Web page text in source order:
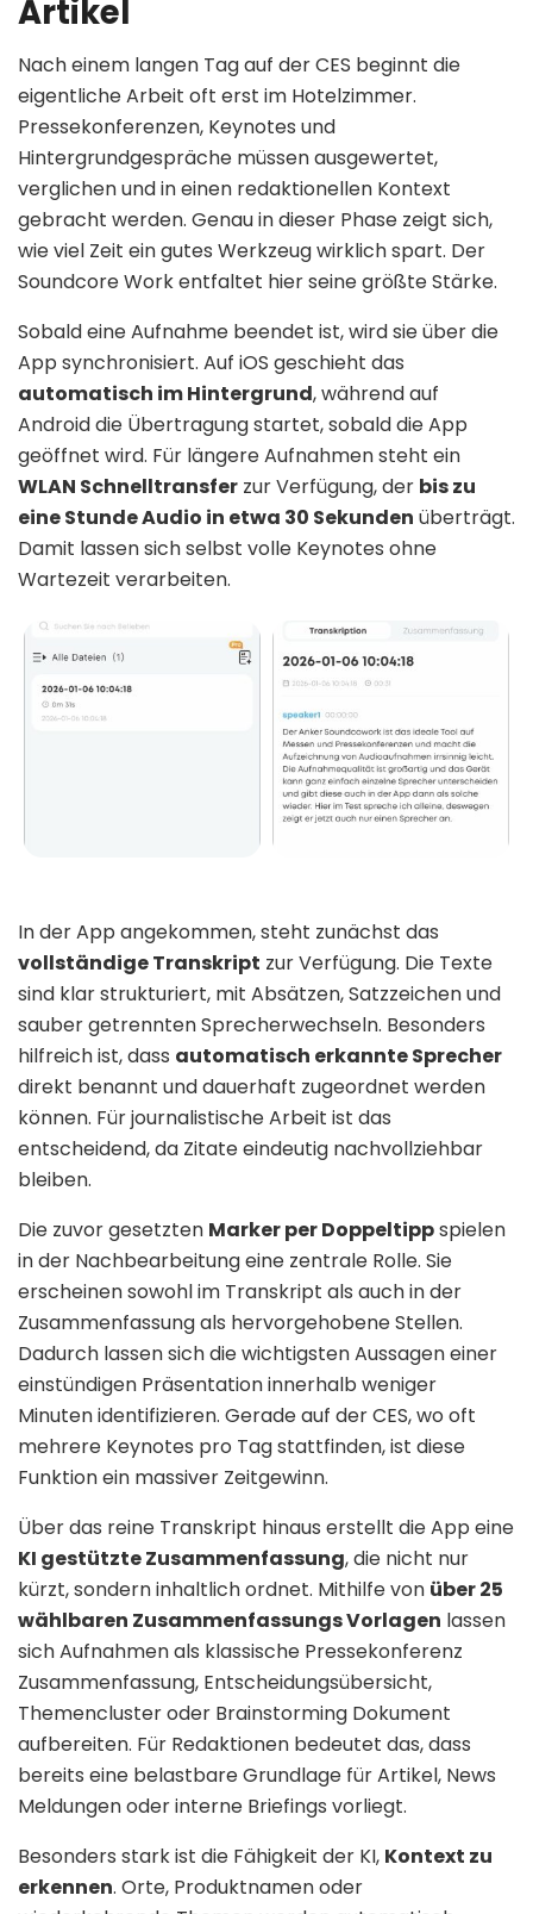
Artikel
Nach einem langen Tag auf der CES beginnt die
eigentliche Arbeit oft erst im Hotelzimmer.
Pressekonferenzen, Keynotes und
Hintergrundgespräche müssen ausgewertet,
verglichen und in einen redaktionellen Kontext
gebracht werden. Genau in dieser Phase zeigt sich,
wie viel Zeit ein gutes Werkzeug wirklich spart. Der
Soundcore Work entfaltet hier seine größte Stärke.
Sobald eine Aufnahme beendet ist, wird sie über die
App synchronisiert. Auf iOS geschieht das
automatisch im Hintergrund, während auf
Android die Übertragung startet, sobald die App
geöffnet wird. Für längere Aufnahmen steht ein
WLAN Schnelltransfer zur Verfügung, der bis zu
eine Stunde Audio in etwa 30 Sekunden überträgt.
Damit lassen sich selbst volle Keynotes ohne
Wartezeit verarbeiten.
In der App angekommen, steht zunächst das
vollständige Transkript zur Verfügung. Die Texte
sind klar strukturiert, mit Absätzen, Satzzeichen und
sauber getrennten Sprecherwechseln. Besonders
hilfreich ist, dass automatisch erkannte Sprecher
direkt benannt und dauerhaft zugeordnet werden
können. Für journalistische Arbeit ist das
entscheidend, da Zitate eindeutig nachvollziehbar
bleiben.
Die zuvor gesetzten Marker per Doppeltippspielen
in der Nachbearbeitung eine zentrale Rolle. Sie
erscheinen sowohl im Transkript als auch in der
Zusammenfassung als hervorgehobene Stellen.
Dadurch lassen sich die wichtigsten Aussagen einer
einstündigen Präsentation innerhalb weniger
Minuten identifizieren. Gerade auf der CES, wo oft
mehrere Keynotes pro Tag stattfinden, ist diese
Funktion ein massiver Zeitgewinn.
Über das reine Transkript hinaus erstellt die App eine
KI gestützte Zusammenfassung, die nicht nur
kürzt, sondern inhaltlich ordnet. Mithilfe von über 25
wählbaren Zusammenfassungs Vorlagen lassen
sich Aufnahmen als klassische Pressekonferenz
Zusammenfassung, Entscheidungsübersicht,
Themencluster oder Brainstorming Dokument
aufbereiten. Für Redaktionen bedeutet das, dass
bereits eine belastbare Grundlage für Artikel, News
Meldungen oder interne Briefings vorliegt.
Besonders stark ist die Fähigkeit der KI, Kontext zu
erkennen. Orte, Produktnamen oder